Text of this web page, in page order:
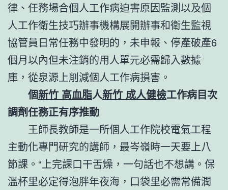
律、任務場合個人工作病迫害原因監測以及個
人工作衛生技巧辦事機構展開辦事和衛生監視
協管員日常任務中發明的，未申報、停產破產6
個月以內但未注銷的用人單元必需歸入數據
庫，從泉源上削減個人工作病損害。
個新竹 高血脂人新竹 成人健檢工作病目次
調劑任務正有序推動
王師長教師是一所個人工作院校電氣工程
主動化專門研究的講師，最岑嶺時一天要上八
節課。“上完課口干舌燥，一句話也不想講。保
溫杯里必定得泡胖年夜海，口袋里必需常備潤